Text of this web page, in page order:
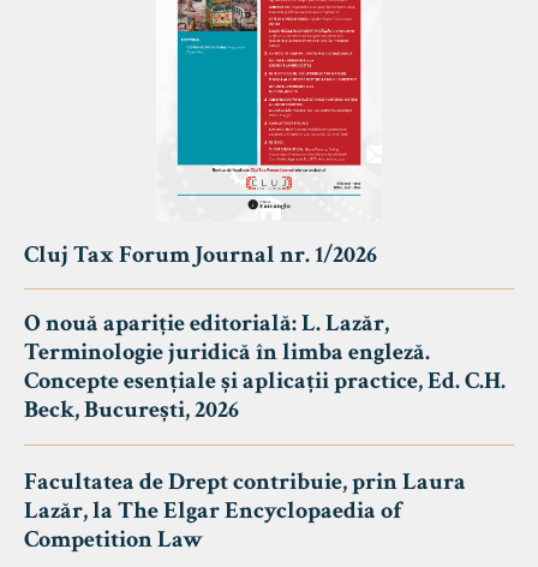
Cluj Tax Forum Journal nr. 1/2026
O nouă apariție editorială: L. Lazăr,
Terminologie juridică în limba engleză.
Concepte esențiale și aplicații practice, Ed. C.H.
Beck, București, 2026
Facultatea de Drept contribuie, prin Laura
Lazăr, la The Elgar Encyclopaedia of
Competition Law